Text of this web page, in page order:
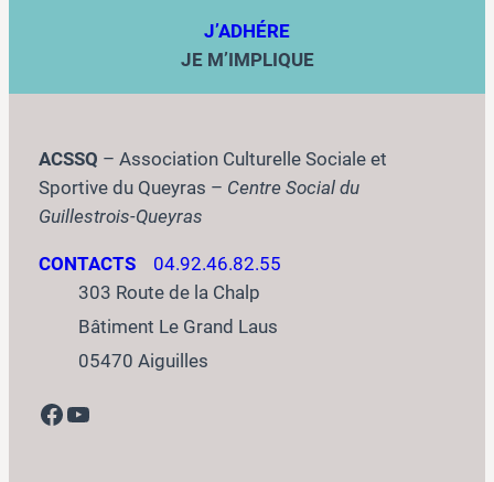
J’ADHÉRE
JE M’IMPLIQUE
ACSSQ – Association Culturelle Sociale et
Sportive du Queyras – Centre Social du
Guillestrois-Queyras
CONTACTS
04.92.46.82.55
303 Route de la Chalp
Bâtiment Le Grand Laus
05470 Aiguilles
Facebook YouTube